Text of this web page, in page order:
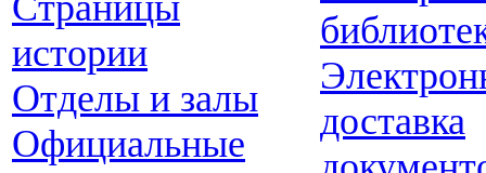
истории
Отделы и залы
Официальные
доставка